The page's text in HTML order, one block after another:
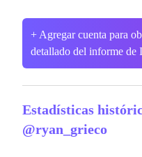
+ Agregar cuenta para
detallado del informe de
Estadísticas
@ryan_grieco